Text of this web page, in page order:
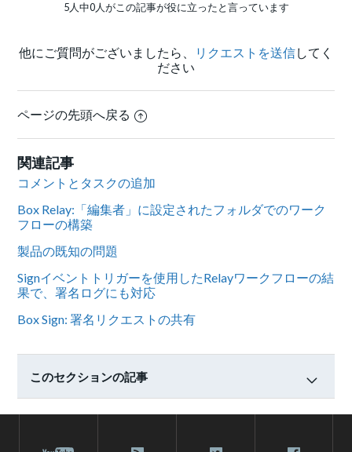
5人中0人がこの記事が役に立ったと言っています
他にご質問がございましたら、 リクエストを送信してく
ださい
ページの先頭へ戻る
関連記事
コメントとタスクの追加
Box Relay:「編集者」に設定されたフォルダでのワーク
フローの構築
製品の既知の問題
Signイベントトリガーを使用したRelayワークフローの結
果で、署名ログにも対応
Box Sign: 署名リクエストの共有
このセクションの記事